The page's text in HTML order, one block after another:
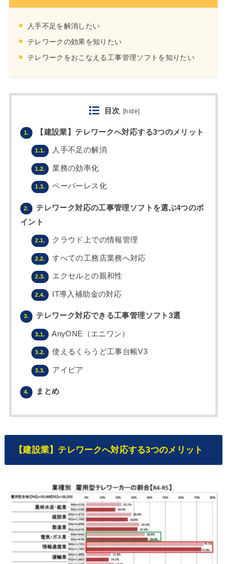
人手不足を解消したい
テレワークの効果を知りたい
テレワークをおこなえる工事管理ソフトを知りたい
目次 [hide]
1. 【建設業】テレワークへ対応する3つのメリット
1.1. 人手不足の解消
1.2. 業務の効率化
1.3. ペーパーレス化
2.
テレワーク対応の工事管理ソフトを選ぶ4つのポ
イント
2.1. クラウド上での情報管理
2.2. すべての工務店業務へ対応
2.3. エクセルとの親和性
2.4. IT導入補助金の対応
3. テレワーク対応できる工事管理ソフト3選
3.1. AnyONE（エニワン）
3.2. 使えるくらうど工事台帳V3
3.3. アイピア
4. まとめ
【建設業】テレワークへ対応する3つのメリット